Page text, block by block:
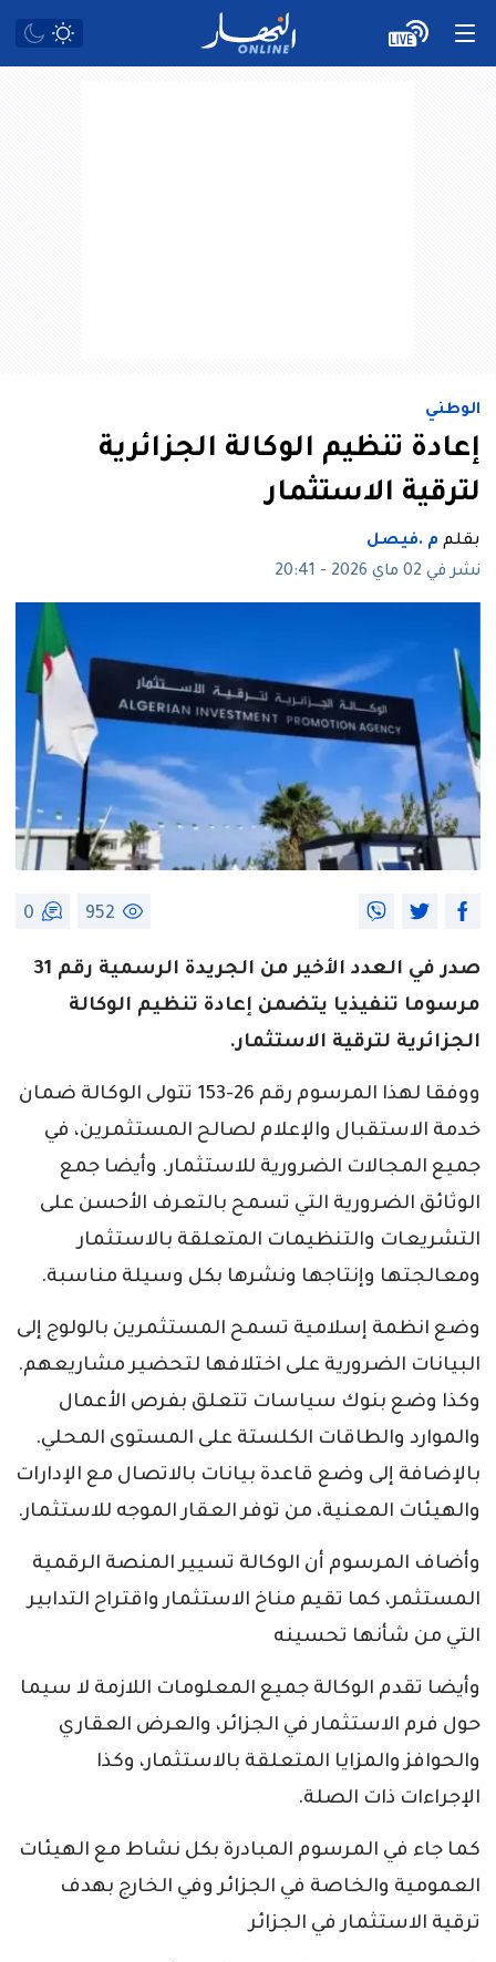
الوطني
إعادة تنظيم الوكالة الجزائرية
لترقية الاستثمار
بقلم م .فيصل
نشر في 02 ماي 2026 - 20:41
952
0
صدر في العدد الأخير من الجريدة الرسمية رقم 31
مرسوما تنفيذيا يتضمن إعادة تنظيم الوكالة
الجزائرية لترقية الاستثمار.
ووفقا لهذا المرسوم رقم 26-153 تتولى الوكالة ضمان
خدمة الاستقبال والإعلام لصالح المستثمرين، في
جميع المجالات الضرورية للاستثمار. وأيضا جمع
الوثائق الضرورية التي تسمح بالتعرف الأحسن على
التشريعات والتنظيمات المتعلقة بالاستثمار
ومعالجتها وإنتاجها ونشرها بكل وسيلة مناسبة.
وضع انظمة إسلامية تسمح المستثمرين بالولوج إلى
البيانات الضرورية على اختلافها لتحضير مشاريعهم.
وكذا وضع بنوك سياسات تتعلق بفرص الأعمال
والموارد والطاقات الكلستة على المستوى المحلي.
بالإضافة إلى وضع قاعدة بيانات بالاتصال مع الإدارات
والهيئات المعنية، من توفر العقار الموجه للاستثمار.
وأضاف المرسوم أن الوكالة تسيير المنصة الرقمية
المستثمر، كما تقيم مناخ الاستثمار واقتراح التدابير
التي من شأنها تحسينه
وأيضا تقدم الوكالة جميع المعلومات اللازمة لا سيما
حول فرم الاستثمار في الجزائر، والعرض العقاري
والحوافز والمزايا المتعلقة بالاستثمار، وكذا
الإجراءات ذات الصلة.
كما جاء في المرسوم المبادرة بكل نشاط مع الهيئات
العمومية والخاصة في الجزائر وفي الخارج بهدف
ترقية الاستثمار في الجزائر